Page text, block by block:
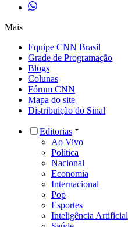
Mais
Equipe CNN Brasil
Grade de Programação
Blogs
Colunas
Fórum CNN
Mapa do site
Distribuição do Sinal
Editorias
Ao Vivo
Política
Nacional
Economia
Internacional
Pop
Esportes
Inteligência Artificial